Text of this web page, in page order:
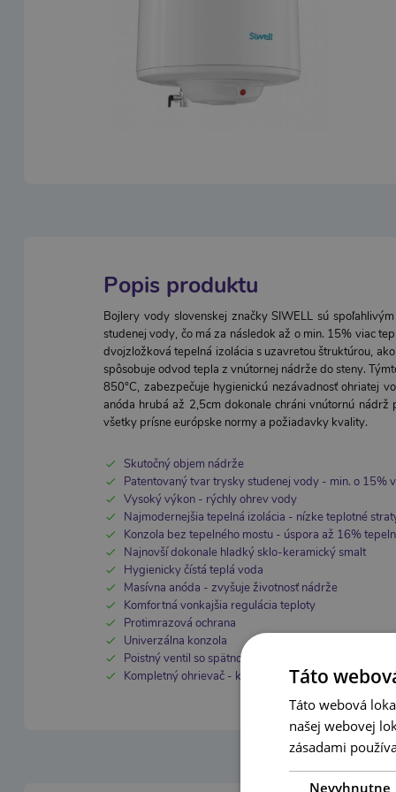
Popis produktu
Bojlery vody slovenskej značky SIWELL sú
studenej vody, čo má za následok až o min. 15% viac
dvojzložková tepelná izolácia s uzavretou štruktúrou,
spôsobuje odvod tepla z vnútornej nádrže do steny.
850°C, zabezpečuje hygienickú nezávadnosť ohriatej
anóda hrubá až 2,5cm dokonale chráni vnútornú
všetky prísne európske normy a požiadavky kvality.
Skutočný objem nádrže
Patentovaný tvar trysky studenej vody - min. o 15%
Vysoký výkon - rýchly ohrev vody
Najmodernejšia tepelná izolácia - nízke teplotné
Konzola bez tepelného mostu - úspora až 16%
Najnovší dokonale hladký sklo-keramický smalt
Hygienicky čístá teplá voda
Masívna anóda - zvyšuje životnosť nádrže
Komfortná vonkajšia regulácia teploty
Protimrazová ochrana
Univerzálna konzola
Poistný ventil so spätnou klapkou v balení
Kompletný ohrievač - kábel, konzola, montážna sada
Táto
Táto webová
našej webovej
zásadami
Nevyhnutne